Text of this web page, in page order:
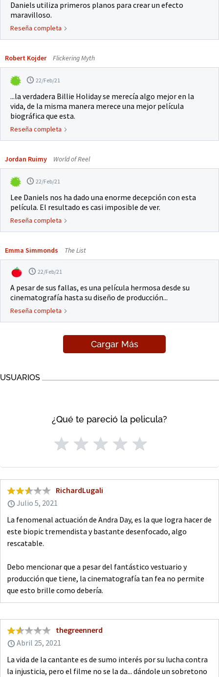
Daniels utiliza primeros planos para crear un efecto
maravilloso.
Reseña completa
Robert Kojder Flickering Myth
22/Feb/21
...la verdadera Billie Holiday se merecía algo mejor en la
vida, de la misma manera merece una mejor película
biográfica que esta.
Reseña completa
Jordan Ruimy World of Reel
22/Feb/21
Lee Daniels nos ha dado una enorme decepción con esta
película. El resultado es casi imposible de ver.
Reseña completa
Emma Simmonds The List
22/Feb/21
A pesar de sus fallas, es una película hermosa desde su
cinematografía hasta su diseño de producción...
Reseña completa
Cargar Más
USUARIOS
¿Qué te pareció la pelicula?
RichardLugali
Julio 5, 2021
La fenomenal actuación de Andra Day, es la que logra hacer de
este biopic tremendista y bastante desenfocado, algo
rescatable.
Debo mencionar que a pesar del fantástico vestuario y
producción que tiene, la cinematografía tan fea no permite
que esto brille como debería.
thegreennerd
Abril 25, 2021
La vida de la cantante es de sumo interés por su lucha contra
la injusticia, pero el filme no se la da... dándole un sobretono